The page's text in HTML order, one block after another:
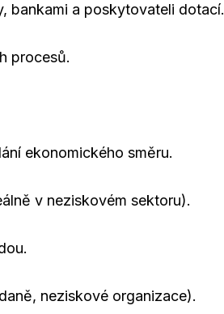
bankami a poskytovateli dotací.
procesů.
ekonomického směru.
v neziskovém sektoru).
neziskové organizace).